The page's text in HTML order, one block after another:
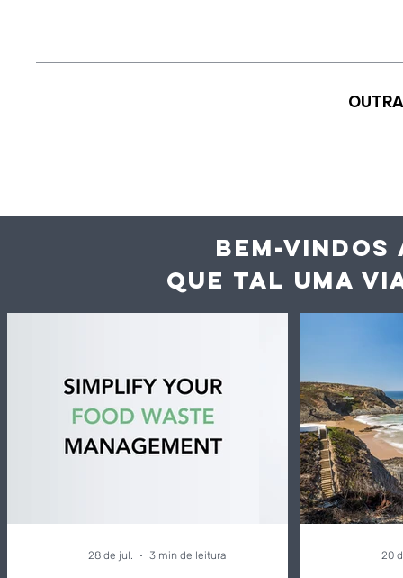
BEM-VINDOS
QUE TAL UMA
28 de jul. 3 min de leitura 20